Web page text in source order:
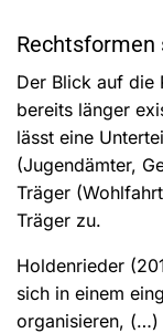
Rechtsformen
Der Blick auf die
bereits länger
lässt eine
(Jugendämter,
Träger
Träger zu.
Holdenrieder
sich in einem
organisieren, (…)